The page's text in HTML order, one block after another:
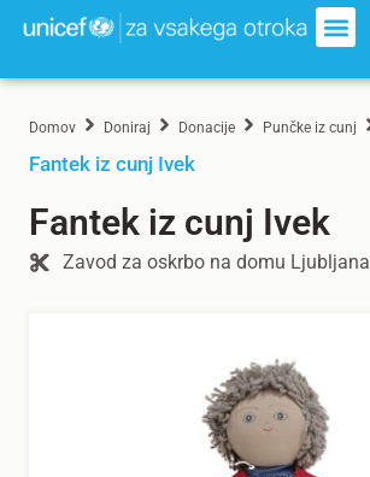
Domov Doniraj Donacije Punčke iz cunj
Fantek iz cunj Ivek
Fantek iz cunj Ivek
Zavod za oskrbo na domu Ljubljana